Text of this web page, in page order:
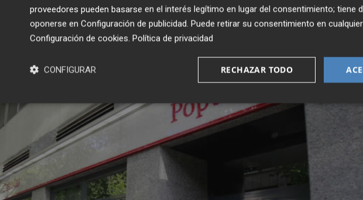
el derecho al juez predeterminado por la ley. Cree que se ha declarado
se ha atribuido al expresidente de la entidad "múltiples acciones" cuando ya
proveedores pueden basarse en el interés legítimo en lugar del consentimiento; tiene
oponerse en Configuración de publicidad. Puede retirar su consentimiento en
Configuración de cookies. Política de privacidad
RECHAZAR TODO
CONFIGURAR